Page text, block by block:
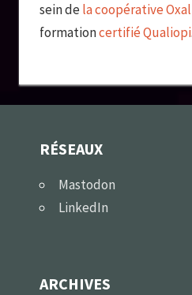
sein dela coopérative
formationcertifié Qualiopi.
RÉSEAUX
Mastodon
LinkedIn
ARCHIVES